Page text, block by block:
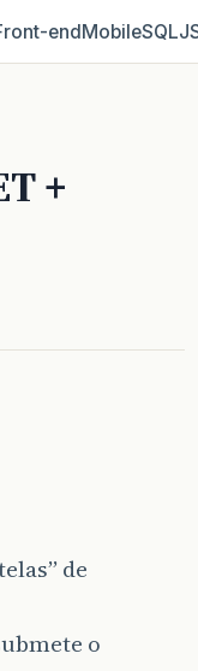
MobileSQL
+
de
o